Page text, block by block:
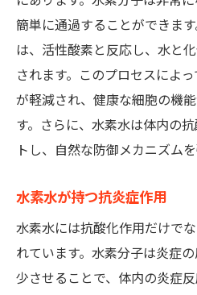
簡単に通過することができま
は、活性酸素と反応し、水と
されます。このプロセスによ
が軽減され、健康な細胞の機
す。さらに、水素水は体内の
トし、自然な防御メカニズムを
水素水が持つ抗炎症作用
水素水には抗酸化作用だけで
れています。水素分子は炎症
少させることで、体内の炎症